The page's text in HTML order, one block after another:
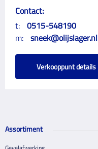
Contact:
t: 0515-548190
m: sneek@olijslager.nl
Verkooppunt details
Assortiment